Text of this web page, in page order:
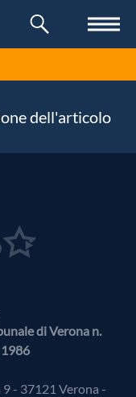
dell'articolo
di Verona n.
9 - 37121 Verona -